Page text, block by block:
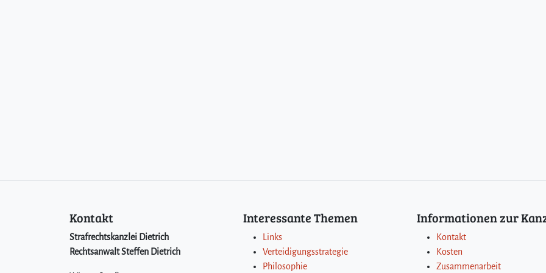
Kontakt
Strafrechtskanzlei Dietrich
Rechtsanwalt Steffen Dietrich
Interessante Themen
Links
Verteidigungsstrategie
Philosophie
Informationen zur
Kontakt
Kosten
Zusammenarbeit